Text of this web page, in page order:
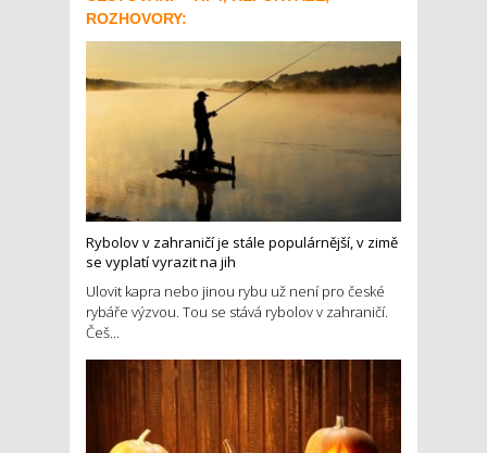
ROZHOVORY:
Rybolov v zahraničí je stále populárnější, v zimě
se vyplatí vyrazit na jih
Ulovit kapra nebo jinou rybu už není pro české
rybáře výzvou. Tou se stává rybolov v zahraničí.
Češ...